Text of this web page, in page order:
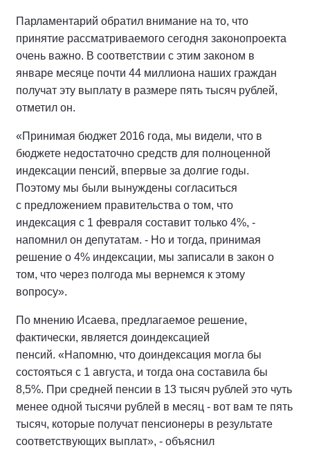
Парламентарий обратил внимание на то, что
принятие рассматриваемого сегодня законопроекта
очень важно. В соответствии с этим законом в
январе месяце почти 44 миллиона наших граждан
получат эту выплату в размере пять тысяч рублей,
отметил он.
«Принимая бюджет 2016 года, мы видели, что в
бюджете недостаточно средств для полноценной
индексации пенсий, впервые за долгие годы.
Поэтому мы были вынуждены согласиться
с предложением правительства о том, что
индексация с 1 февраля составит только 4%, -
напомнил он депутатам. - Но и тогда, принимая
решение о 4% индексации, мы записали в закон о
том, что через полгода мы вернемся к этому
вопросу».
По мнению Исаева, предлагаемое решение,
фактически, является доиндексацией
пенсий. «Напомню, что доиндексация могла бы
состояться с 1 августа, и тогда она составила бы
8,5%. При средней пенсии в 13 тысяч рублей это чуть
менее одной тысячи рублей в месяц - вот вам те пять
тысяч, которые получат пенсионеры в результате
соответствующих выплат», - объяснил